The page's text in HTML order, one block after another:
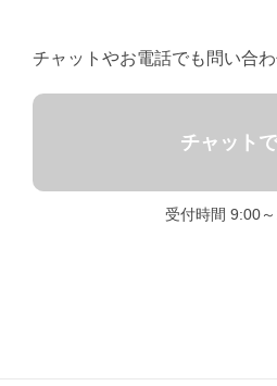
チャットやお電話でも問い合
チャット
受付時間 9:00